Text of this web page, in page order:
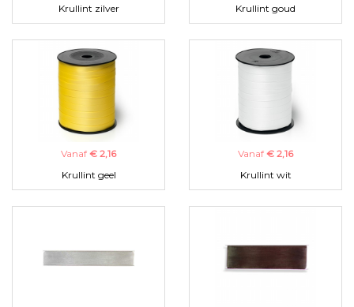
Krullint zilver
Krullint goud
Vanaf € 2,16
Krullint geel
Vanaf € 2,16
Krullint wit